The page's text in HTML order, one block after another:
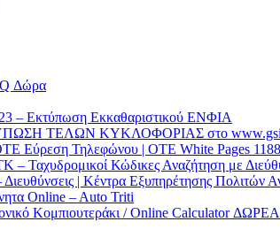
Δώρα
– Εκτύπωση Εκκαθαριστικού EΝΦΙΑ
ΤΕΛΩΝ ΚΥΚΛΟΦΟΡΙΑΣ στο
Εύρεση Τηλεφώνου | OTE White Pages
– Ταχυδρομικοί Κώδικες Αναζήτηση με
| Κέντρα Εξυπηρέτησης Πολιτών
Online – Auto Triti
Κομπιουτεράκι / Online Calculator